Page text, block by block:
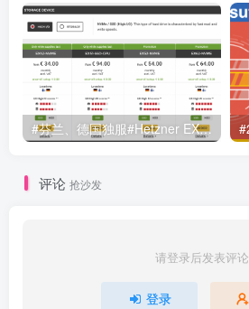
#芬兰、德国独服#Hetzner EX42系列到货 免安装费 i7-6700/64G/2x4TB/2x512G NVMe 34/月
评论 抢沙发
请登录后发表评论
登录